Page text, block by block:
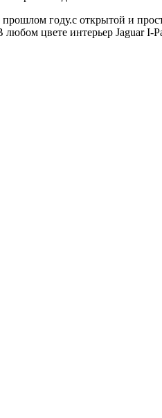
году.с открытой и
цвете интерьер Jaguar I-